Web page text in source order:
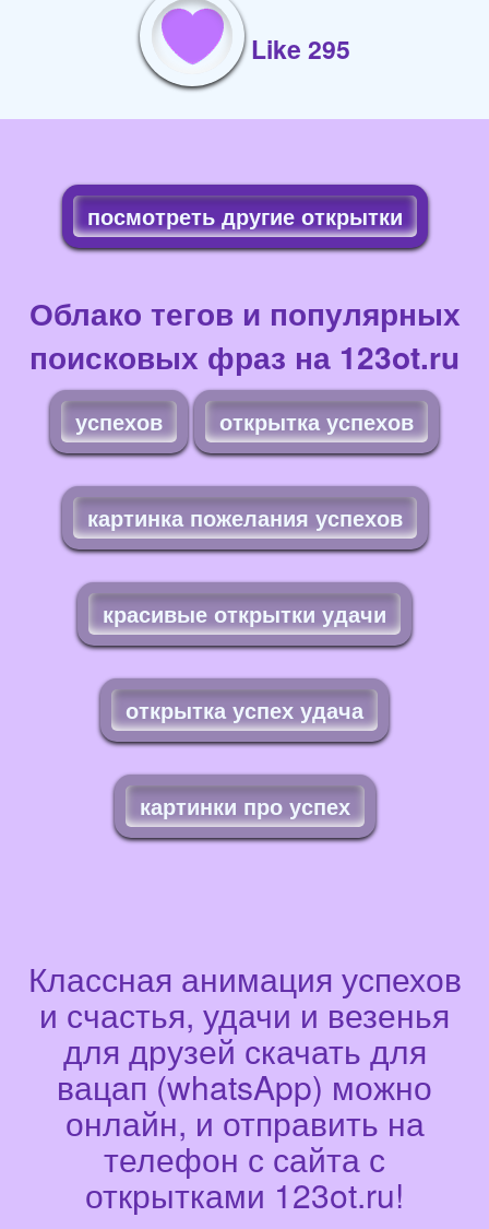
Like 295
посмотреть другие открытки
Облако тегов и популярных
поисковых фраз на 123ot.ru
успехов открытка успехов
картинка пожелания успехов
красивые открытки удачи
открытка успех удача
картинки про успех
Классная анимация успехов
и счастья, удачи и везенья
для друзей скачать для
вацап (whatsApp) можно
онлайн, и отправить на
телефон с сайта с
открытками 123ot.ru!